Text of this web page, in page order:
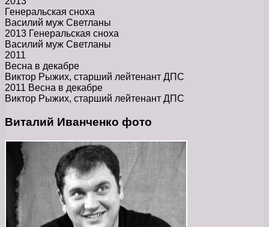
Генеральская сноха
Василий муж Светланы
2013 Генеральская сноха
Василий муж Светланы
2011
Весна в декабре
Виктор Рыжих, старший лейтенант ДПС
2011 Весна в декабре
Виктор Рыжих, старший лейтенант ДПС
Виталий Иванченко фото